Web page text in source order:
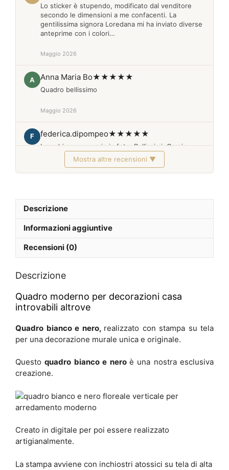
Lo sticker è stupendo, modificato dal venditore
secondo le dimensioni a me confacenti. La
gentilissima signora Loredana mi ha inviato diverse
anteprime con i colori…
Maggio 2026
A Anna Maria Bo★★★★★
Quadro bellissimo
Maggio 2026
F federica.dipompeo★★★★★
I quadri sono proprio in foto. Bellissimi. Grazie
Febbraio 2026
Mostra altre recensioni ▼
Descrizione
Informazioni aggiuntive
Recensioni (0)
Descrizione
Quadro moderno per decorazioni casa
introvabili altrove
Quadro bianco e nero, realizzato con stampa su tela
per una decorazione murale unica e originale.
Questoquadro bianco e nero è una nostra esclusiva
creazione.
Creato in digitale per poi essere realizzato
artigianalmente.
La stampa avviene con inchiostri atossici su tela di alta